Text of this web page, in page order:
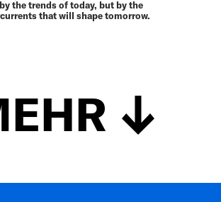
the trends of today, but by the
that will shape tomorrow.